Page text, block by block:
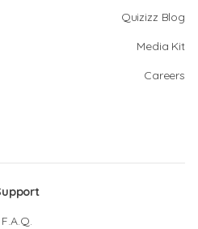
Quizizz Blog
Media Kit
Careers
F.A.Q.